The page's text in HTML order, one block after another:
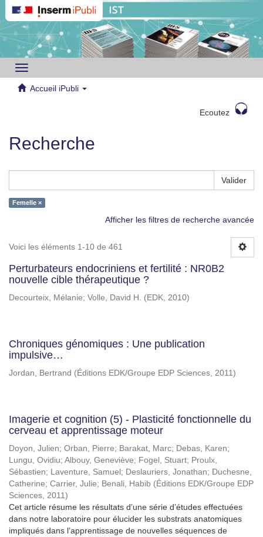
Toggle
navigation
Accueil iPubli
Ecoutez
Recherche
Valider
Femelle ×
Afficher les filtres de recherche avancée
Voici les éléments 1-10 de 461
Perturbateurs endocriniens et fertilité : NR0B2
nouvelle cible thérapeutique ?
Decourteix, Mélanie; Volle, David H. (EDK, 2010)
Chroniques génomiques : Une publication
impulsive…
Jordan, Bertrand (Éditions EDK/Groupe EDP Sciences, 2011)
Imagerie et cognition (5) - Plasticité fonctionnelle du
cerveau et apprentissage moteur
Doyon, Julien; Orban, Pierre; Barakat, Marc; Debas, Karen;
Lungu, Ovidiu; Albouy, Geneviève; Fogel, Stuart; Proulx,
Sébastien; Laventure, Samuel ; Deslauriers, Jonathan; Duchesne,
Catherine; Carrier, Julie; Benali, Habib (Éditions EDK/Groupe EDP
Sciences, 2011)
Cet article résume les résultats d’une série d’études effectuées
dans notre laboratoire pour élucider les substrats anatomiques
impliqués dans l’apprentissage de nouvelles séquences de